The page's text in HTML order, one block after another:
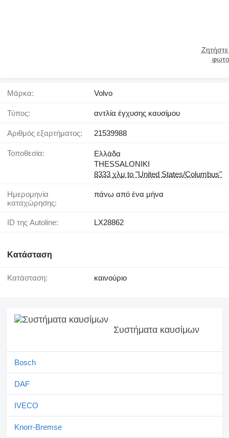
Μάρκα: Volvo
Τύπος: αντλία έγχυσης καυσίμου
Αριθμός εξαρτήματος: 21539988
Τοποθεσία:
Ελλάδα
THESSALONIKI
8333 χλμ to "United States/Columbus"
Ημερομηνία
καταχώρησης:
πάνω από ένα μήνα
ID της Autoline: LX28862
Κατάσταση
Κατάσταση: καινούριο
Συστήματα καυσίμων
Bosch
DAF
IVECO
Knorr-Bremse